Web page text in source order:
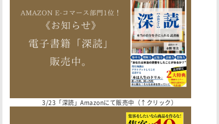
3/23「深読」Amazonにて販売中（↑クリック）